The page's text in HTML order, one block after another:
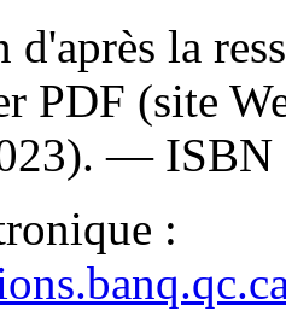
la
PDF (site
— ISBN
: